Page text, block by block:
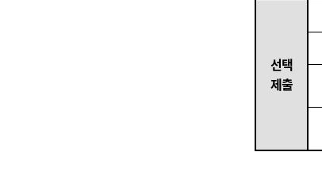
선택
제출